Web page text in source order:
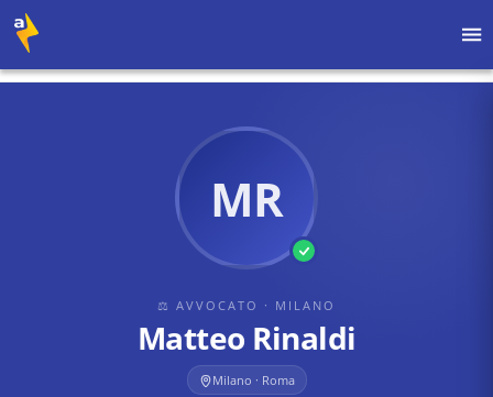
MR
⚖ AVVOCATO · MILANO
Matteo Rinaldi
Milano · Roma